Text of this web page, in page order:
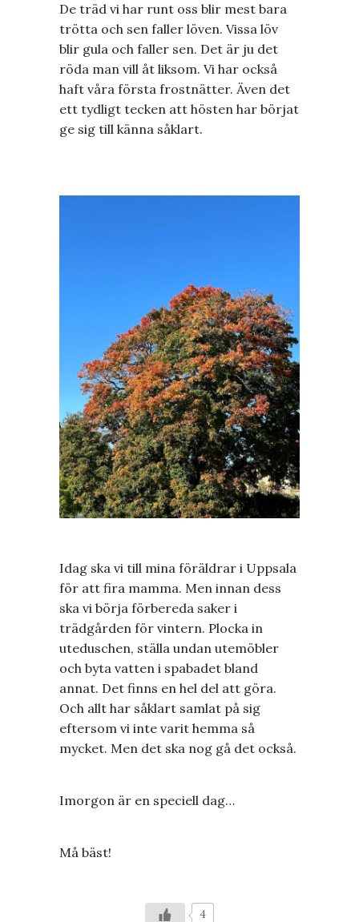
De träd vi har runt oss blir mest bara
trötta och sen faller löven. Vissa löv
blir gula och faller sen. Det är ju det
röda man vill åt liksom. Vi har också
haft våra första frostnätter. Även det
ett tydligt tecken att hösten har börjat
ge sig till känna såklart.
Idag ska vi till mina föräldrar i Uppsala
för att fira mamma. Men innan dess
ska vi börja förbereda saker i
trädgården för vintern. Plocka in
uteduschen, ställa undan utemöbler
och byta vatten i spabadet bland
annat. Det finns en hel del att göra.
Och allt har såklart samlat på sig
eftersom vi inte varit hemma så
mycket. Men det ska nog gå det också.
Imorgon är en speciell dag…
Må bäst!
4